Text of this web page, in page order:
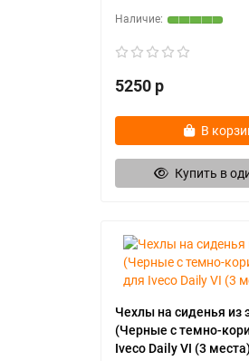
5250 р
В
Купить в
Чехлы на сиденья из
(Черные с темно-
Iveco Daily VI (3